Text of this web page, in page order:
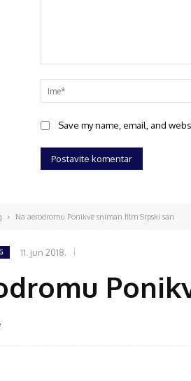
Save my name, email, and